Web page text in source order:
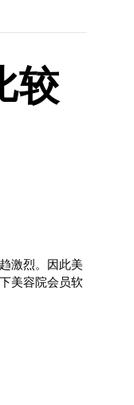
较
激烈。因此美
美容院会员软